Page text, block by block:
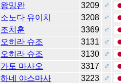
왕밍완 3209
♂
소노다 유이치 3208
♂
조치훈 3369
♂
오히라 슈조 3131
♂
오히라 슈조 3130
♂
가토 마사오 3317
♂
하네 야스마사 3223
♂